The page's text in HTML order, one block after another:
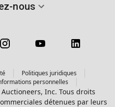
nous
Politiques juridiques
personnelles
Inc. Tous droits
détenues par leurs